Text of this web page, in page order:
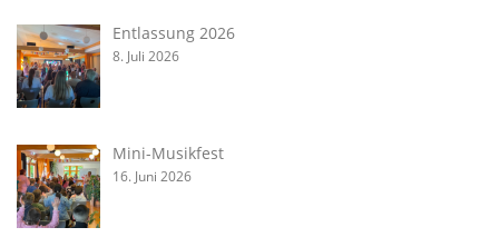
Entlassung 2026
8. Juli 2026
Mini-Musikfest
16. Juni 2026